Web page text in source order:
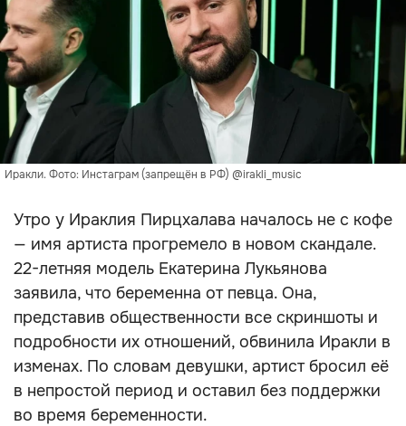
Иракли. Фото: Инстаграм (запрещён в РФ) @irakli_music
Утро у Ираклия Пирцхалава началось не с кофе
— имя артиста прогремело в новом скандале.
22-летняя модель Екатерина Лукьянова
заявила, что беременна от певца. Она,
представив общественности все скриншоты и
подробности их отношений, обвинила Иракли в
изменах. По словам девушки, артист бросил её
в непростой период и оставил без поддержки
во время беременности.